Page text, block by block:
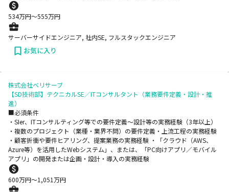
534万円〜555万円
サーバーサイドエンジニア, 社内SE, フルスタックエンジニア
お気に入り
株式会社ベリサーブ
【SD技術部】テクニカルSE／ITコンサルタント（業務要件定義・設計・推
進）
■必須条件
・SIer、ITコンサルティング等での要件定義～設計等の実務経験（3年以上）
・複数のプロジェクト（業種・業界不問）の要件定義・上流工程の実務経験
・顧客折衝や要件ヒアリング、提案業務の実務経験 ・「クラウド（AWS、
Azure等）を活用したWebシステム」、または、「PC向けアプリ／モバイル
アプリ」の開発または企画・設計・導入の実務経験
600万円〜1,051万円